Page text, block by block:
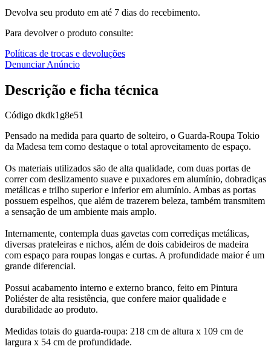
Devolva seu produto em até 7 dias do recebimento.
Para devolver o produto consulte:
Políticas de trocas e devoluções
Denunciar Anúncio
Descrição e ficha técnica
Código dkdk1g8e51
Pensado na medida para quarto de solteiro, o Guarda-Roupa Tokio
da Madesa tem como destaque o total aproveitamento de espaço.
Os materiais utilizados são de alta qualidade, com duas portas de
correr com deslizamento suave e puxadores em alumínio, dobradiças
metálicas e trilho superior e inferior em alumínio. Ambas as portas
possuem espelhos, que além de trazerem beleza, também transmitem
a sensação de um ambiente mais amplo.
Internamente, contempla duas gavetas com corrediças metálicas,
diversas prateleiras e nichos, além de dois cabideiros de madeira
com espaço para roupas longas e curtas. A profundidade maior é um
grande diferencial.
Possui acabamento interno e externo branco, feito em Pintura
Poliéster de alta resistência, que confere maior qualidade e
durabilidade ao produto.
Medidas totais do guarda-roupa: 218 cm de altura x 109 cm de
largura x 54 cm de profundidade.